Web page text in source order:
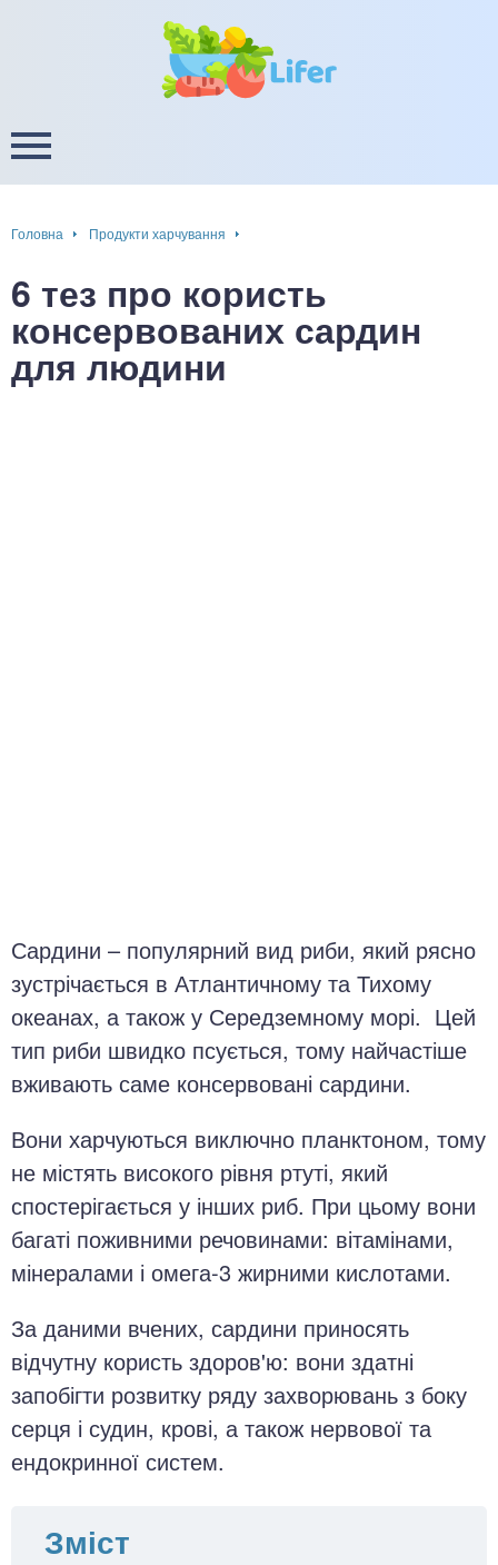
Головна Продукти харчування
6 тез про користь
консервованих сардин
для людини
Сардини – популярний вид риби, який рясно
зустрічається в Атлантичному та Тихому
океанах, а також у Середземному морі. Цей
тип риби швидко псується, тому найчастіше
вживають саме консервовані сардини.
Вони харчуються виключно планктоном, тому
не містять високого рівня ртуті, який
спостерігається у інших риб. При цьому вони
багаті поживними речовинами: вітамінами,
мінералами і омега-3 жирними кислотами.
За даними вчених, сардини приносять
відчутну користь здоров'ю: вони здатні
запобігти розвитку ряду захворювань з боку
серця і судин, крові, а також нервової та
ендокринної систем.
Зміст
/ звуження судин
енергії, уваги